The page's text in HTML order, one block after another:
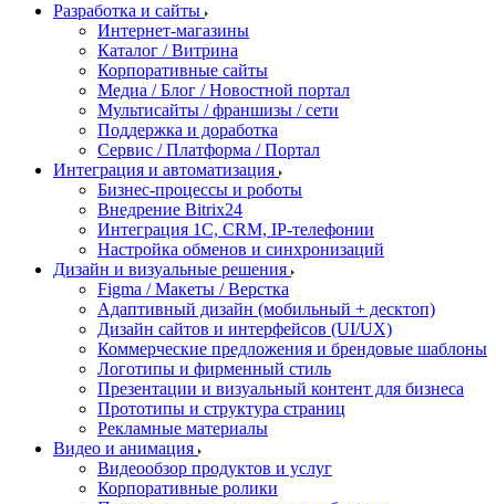
Разработка и сайты
Интернет-магазины
Каталог / Витрина
Корпоративные сайты
Медиа / Блог / Новостной портал
Мультисайты / франшизы / сети
Поддержка и доработка
Сервис / Платформа / Портал
Интеграция и автоматизация
Бизнес-процессы и роботы
Внедрение Bitrix24
Интеграция 1С, CRM, IP-телефонии
Настройка обменов и синхронизаций
Дизайн и визуальные решения
Figma / Макеты / Верстка
Адаптивный дизайн (мобильный + десктоп)
Дизайн сайтов и интерфейсов (UI/UX)
Коммерческие предложения и брендовые шаблоны
Логотипы и фирменный стиль
Презентации и визуальный контент для бизнеса
Прототипы и структура страниц
Рекламные материалы
Видео и анимация
Видеообзор продуктов и услуг
Корпоративные ролики